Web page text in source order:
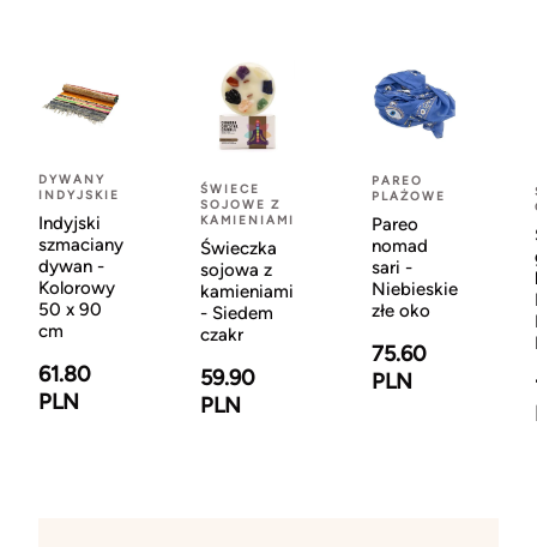
DYWANY
INDYJSKIE
Indyjski
szmaciany
dywan -
Kolorowy
50 x 90
cm
61.80
PLN
ŚWIECE
SOJOWE Z
KAMIENIAMI
Świeczka
sojowa z
kamieniami
- Siedem
czakr
59.90
PLN
PAREO
PLAŻOWE
Pareo
nomad
sari -
Niebieskie
złe oko
75.60
PLN